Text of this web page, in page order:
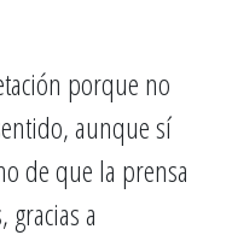
porque no
aunque sí
de que la prensa
gracias a